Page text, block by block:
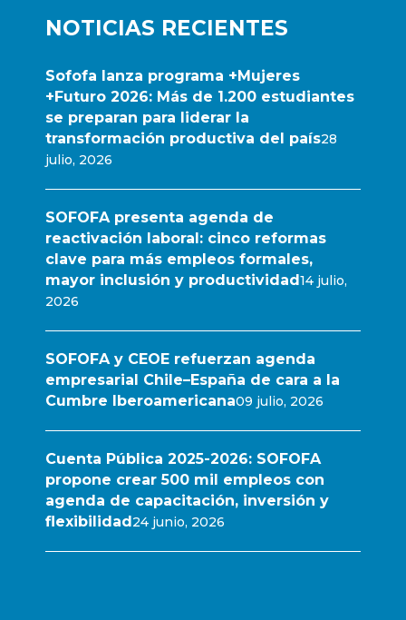
NOTICIAS RECIENTES
Sofofa lanza programa +Mujeres
+Futuro 2026: Más de 1.200 estudiantes
se preparan para liderar la
transformación productiva del país28
julio, 2026
SOFOFA presenta agenda de
reactivación laboral: cinco reformas
clave para más empleos formales,
mayor inclusión y productividad14 julio,
2026
SOFOFA y CEOE refuerzan agenda
empresarial Chile–España de cara a la
Cumbre Iberoamericana09 julio, 2026
Cuenta Pública 2025-2026: SOFOFA
propone crear 500 mil empleos con
agenda de capacitación, inversión y
flexibilidad24 junio, 2026